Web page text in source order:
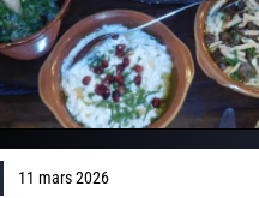
11 mars 2026